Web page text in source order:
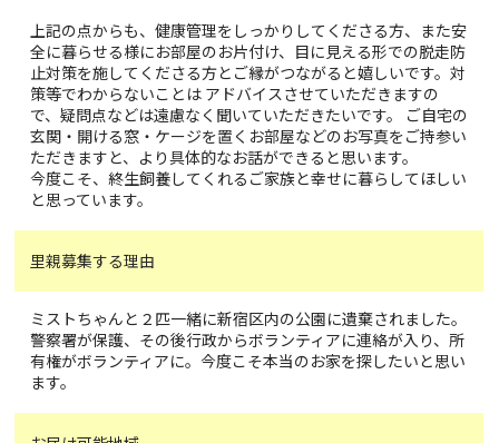
上記の点からも、健康管理をしっかりしてくださる方、また安
全に暮らせる様にお部屋のお片付け、目に見える形での脱走防
止対策を施してくださる方とご縁がつながると嬉しいです。対
策等でわからないことは アドバイスさせていただきますの
で、疑問点などは遠慮なく聞いていただきたいです。 ご自宅の
玄関・開ける窓・ケージを置くお部屋などのお写真をご持参い
ただきますと、より具体的なお話ができると思います。
今度こそ、終生飼養してくれるご家族と幸せに暮らしてほしい
と思っています。
里親募集する理由
ミストちゃんと２匹一緒に新宿区内の公園に遺棄されました。
警察署が保護、その後行政からボランティアに連絡が入り、所
有権がボランティアに。今度こそ本当のお家を探したいと思い
ます。